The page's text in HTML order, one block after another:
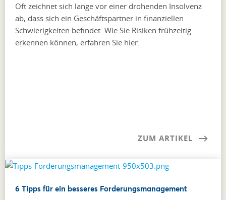
Oft zeichnet sich lange vor einer drohenden Insolvenz
ab, dass sich ein Geschäftspartner in finanziellen
Schwierigkeiten befindet. Wie Sie Risiken frühzeitig
erkennen können, erfahren Sie hier.
ZUM ARTIKEL
6 Tipps für ein besseres Forderungsmanagement